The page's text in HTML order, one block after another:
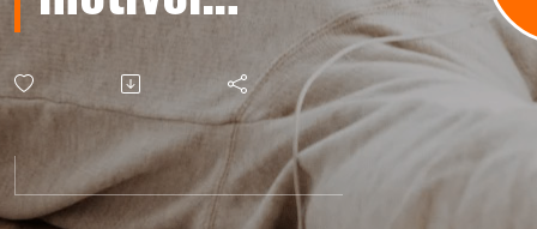
minua
palvelemaan?
Fil 3:8b-9